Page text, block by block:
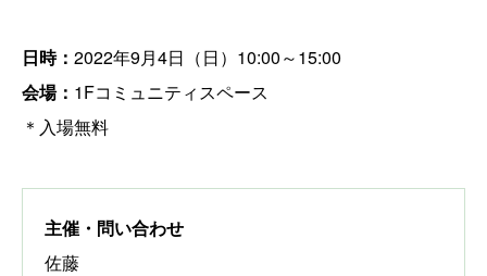
日時： 2022年9月4日（日）10:00～15:00
会場： 1Fコミュニティスペース
＊入場無料
主催・問い合わせ
佐藤